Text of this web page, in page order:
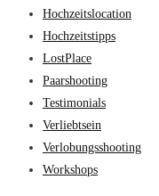
Hochzeitslocation
Hochzeitstipps
LostPlace
Paarshooting
Testimonials
Verliebtsein
Verlobungsshooting
Workshops